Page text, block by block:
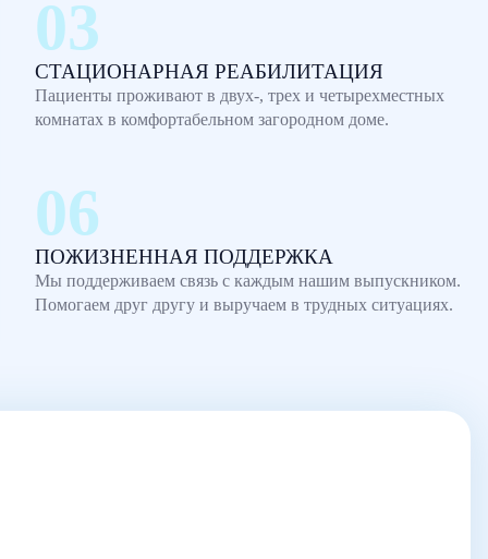
СТАЦИОНАРНАЯ РЕАБИЛИТАЦИЯ
Пациенты проживают в двух-, трех и четырехместных
комнатах в комфортабельном загородном доме.
ПОЖИЗНЕННАЯ ПОДДЕРЖКА
Мы поддерживаем связь с каждым нашим выпускником.
Помогаем друг другу и выручаем в трудных ситуациях.